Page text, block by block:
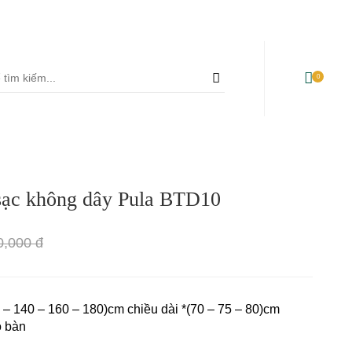
Sofa sân vườn
Ghế xích đu sân vườn
0
không dây Pula BTD10
đ
140 – 160 – 180)cm chiều dài *(70 – 75 – 80)cm
bàn